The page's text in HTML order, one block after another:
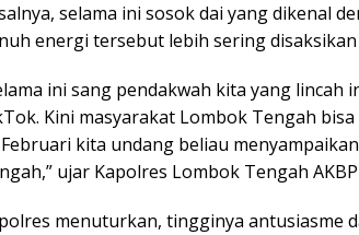
selama ini sosok dai yang dikenal
energi tersebut lebih sering
ini sang pendakwah kita yang lincah
Kini masyarakat Lombok Tengah
Februari kita undang beliau
ujar Kapolres Lombok Tengah
menuturkan, tingginya antusiasme